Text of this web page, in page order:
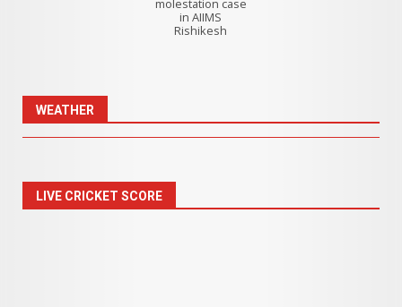
molestation case
in AIIMS
Rishikesh
WEATHER
LIVE CRICKET SCORE